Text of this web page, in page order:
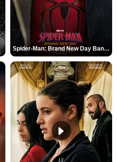
Spider-Man: Brand New Day Bande-annonce VO STFR